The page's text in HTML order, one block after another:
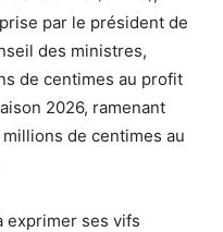
par le président de
des ministres,
de centimes au profit
2026, ramenant
de centimes au
exprimer ses vifs